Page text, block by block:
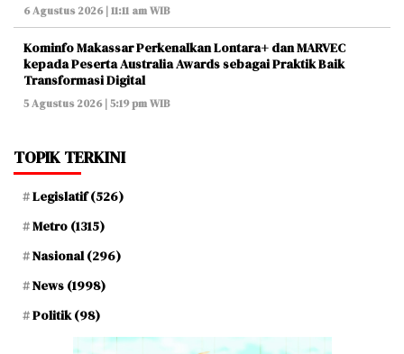
6 Agustus 2026 | 11:11 am WIB
Kominfo Makassar Perkenalkan Lontara+ dan MARVEC
kepada Peserta Australia Awards sebagai Praktik Baik
Transformasi Digital
5 Agustus 2026 | 5:19 pm WIB
TOPIK TERKINI
Legislatif(526)
Metro (1315)
Nasional(296)
News (1998)
Politik(98)